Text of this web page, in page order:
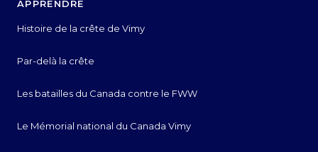
APPRENDRE
Histoire de la crête de Vimy
Par-delà la crête
Les batailles du Canada contre le FWW
Le Mémorial national du Canada Vimy